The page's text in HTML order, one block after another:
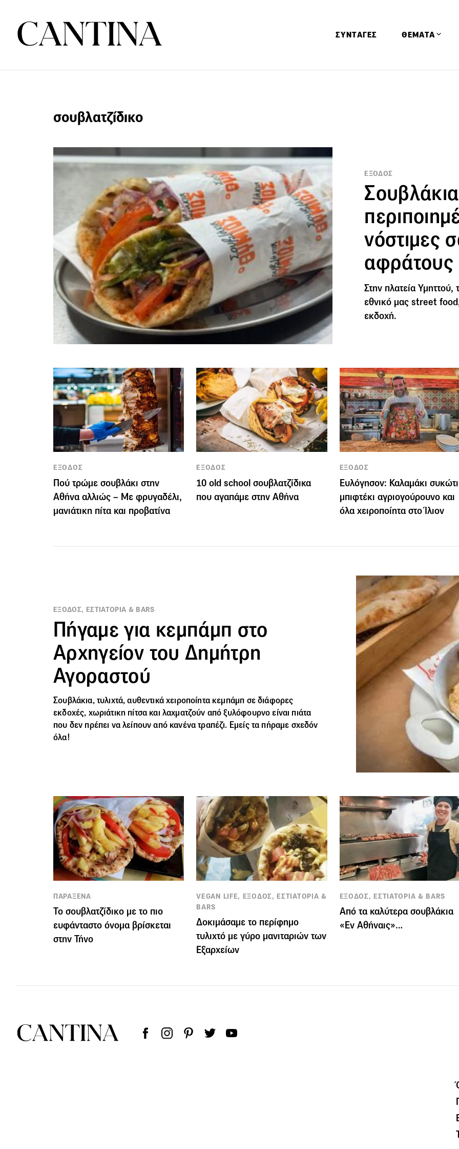
ΣΥΝΤΑΓΕΣ ΘΕΜΑΤΑ
Υγεία &
σουβλατζίδικο
ΕΞΟΔΟΣ
νόστιμες
αφράτους
Στην πλατεία
εθνικό μας street
εκδοχή.
ΕΞΟΔΟΣ
Πού τρώμε σουβλάκι στην
Αθήνα αλλιώς – Με φρυγαδέλι,
μανιάτικη πίτα και προβατίνα
ΕΞΟΔΟΣ
10 old school σουβλατζίδικα
που αγαπάμε στην Αθήνα
ΕΞΟΔΟΣ
Ευλόγησον: Καλαμάκι
μπιφτέκι αγριογούρουνο και
όλα χειροποίητα στο Ίλιον
ΕΞΟΔΟΣ, ΕΣΤΙΑΤΟΡΙΑ & BARS
Πήγαμε για κεμπάμπ στο
Αρχηγείον του Δημήτρη
Αγοραστού
Σουβλάκια, τυλιχτά, αυθεντικά χειροποίητα κεμπάμπ σε διάφορες
εκδοχές, χωριάτικη πίτσα και λαχματζούν από ξυλόφουρνο είναι πιάτα
που δεν πρέπει να λείπουν από κανένα τραπέζι. Εμείς τα πήραμε σχεδόν
όλα!
ΠΑΡΑΞΕΝΑ
Το σουβλατζίδικο με το πιο
ευφάνταστο όνομα βρίσκεται
στην Τήνο
VEGAN LIFE, ΕΞΟΔΟΣ, ΕΣΤΙΑΤΟΡΙΑ &
BARS
Δοκιμάσαμε το περίφημο
τυλιχτό με γύρο μανιταριών των
Εξαρχείων
ΕΞΟΔΟΣ, ΕΣΤΙΑΤΟΡΙΑ & BARS
Από τα καλύτερα σουβλάκια
«Εν Αθήναις»…